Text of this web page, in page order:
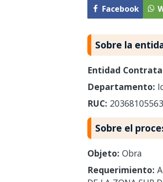
Facebook
Sobre la
Entidad
Departamento:
RUC: 20368105563
Sobre el
Objeto: Obra
Requerimiento: